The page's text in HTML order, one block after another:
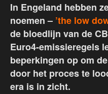
In Engeland hebben
noemen – ’the low
de bloedlijn van de
Euro4-emissieregels
beperkingen op om
door het proces te
era is in zicht.